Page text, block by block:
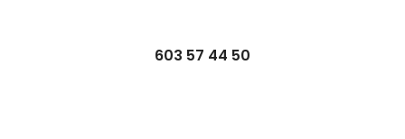
603 57 44 50